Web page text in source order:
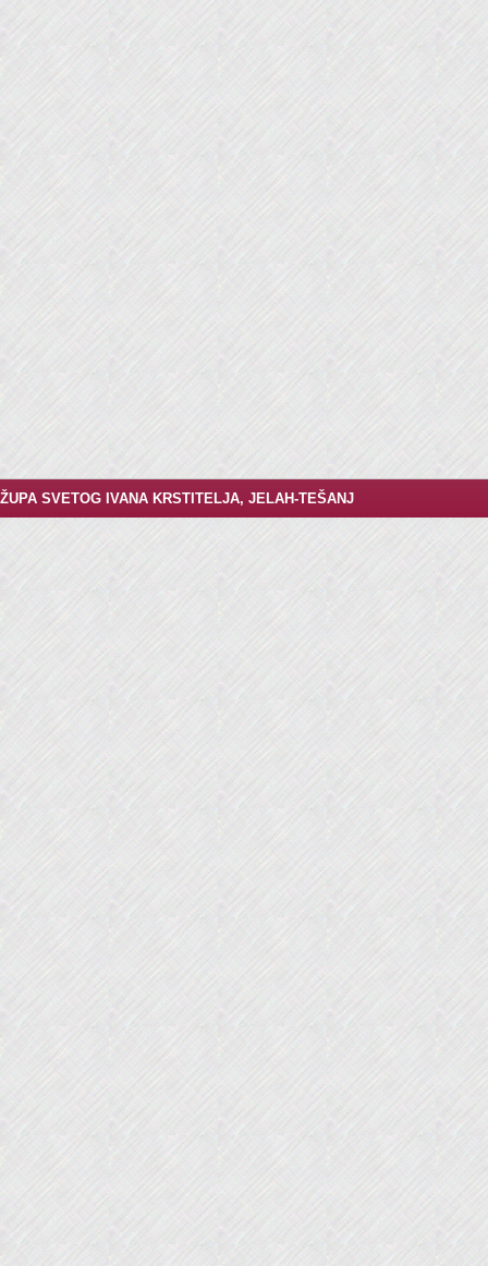
ŽUPA SVETOG IVANA KRSTITELJA, JELAH-TEŠANJ